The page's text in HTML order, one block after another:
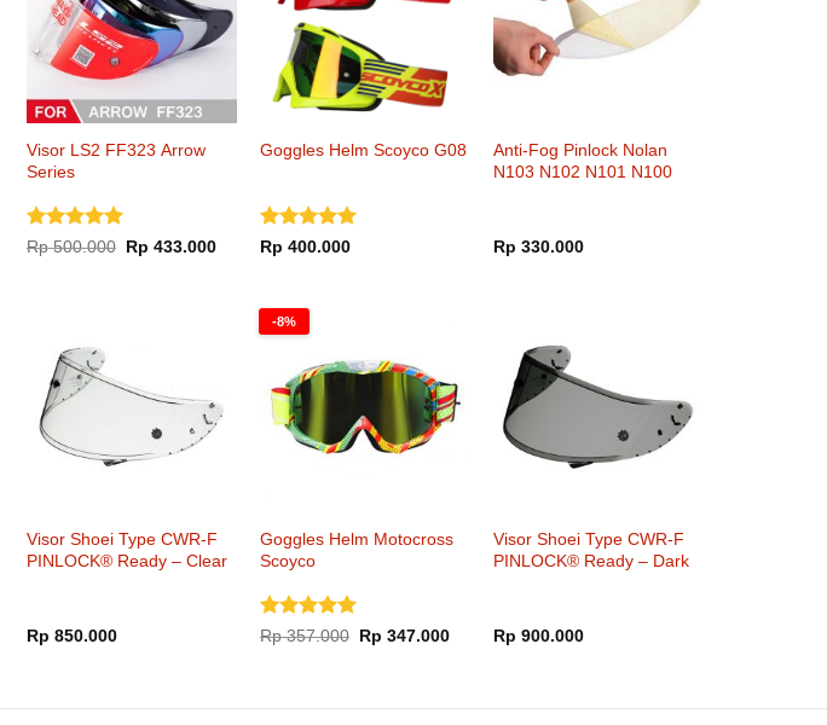
Visor LS2 FF323 Arrow
Series
Dinilai5
Rp500.000 Harga
aslinya
Rp 433.000Harga
Rp 433.000.
Goggles Helm Scoyco G08
Dinilai5
Rp 400.000
Anti-Fog Pinlock Nolan
N103 N102 N101 N100
Rp 330.000
Visor Shoei Type CWR-F
PINLOCK® Ready – Clear
Rp 850.000
-8%
Goggles Helm Motocross
Scoyco
Dinilai5
Rp357.000 Harga
aslinya
Rp 347.000Harga
Visor Shoei Type CWR-F
PINLOCK® Ready – Dark
Rp 900.000